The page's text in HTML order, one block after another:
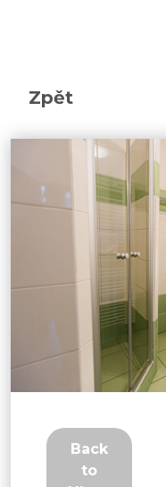
Zpět
Back
to